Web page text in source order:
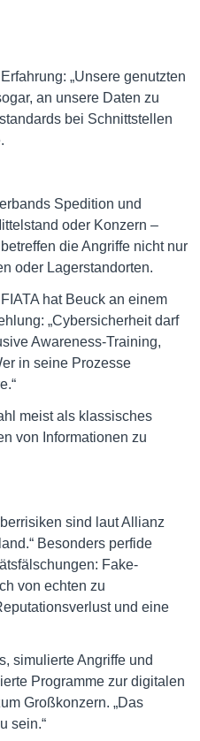
„Unsere genutzten
an unsere Daten zu
bei Schnittstellen
Spedition und
oder Konzern –
die Angriffe nicht nur
oder Lagerstandorten.
hat Beuck an einem
„Cybersicherheit darf
Awareness-Training,
in seine Prozesse
meist als klassisches
von Informationen zu
sind laut Allianz
Besonders perfide
Fake-
von echten zu
und eine
simulierte Angriffe und
Programme zur digitalen
Großkonzern. „Das
sein.“